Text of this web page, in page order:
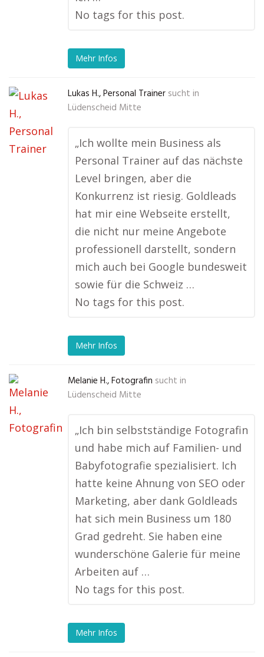
No tags for this post.
Mehr Infos
Lukas H., Personal Trainer sucht in
Lüdenscheid Mitte
„Ich wollte mein Business als
Personal Trainer auf das nächste
Level bringen, aber die
Konkurrenz ist riesig. Goldleads
hat mir eine Webseite erstellt,
die nicht nur meine Angebote
professionell darstellt, sondern
mich auch bei Google bundesweit
sowie für die Schweiz …
No tags for this post.
Mehr Infos
Melanie H., Fotografin sucht in
Lüdenscheid Mitte
„Ich bin selbstständige Fotografin
und habe mich auf Familien- und
Babyfotografie spezialisiert. Ich
hatte keine Ahnung von SEO oder
Marketing, aber dank Goldleads
hat sich mein Business um 180
Grad gedreht. Sie haben eine
wunderschöne Galerie für meine
Arbeiten auf …
No tags for this post.
Mehr Infos